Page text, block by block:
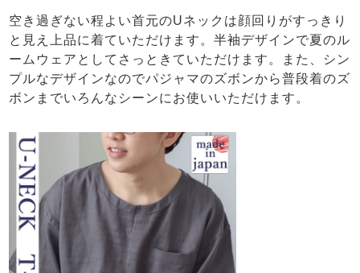
空き過ぎない程よい首元のUネックは顔回りがすっきり
と見え上品に着ていただけます。半袖デザインで夏のル
ームウェアとしてさっときていただけます。また、シン
プルなデザインなのでパジャマのズボンから普段着のズ
ボンまでいろんなシーンにお使いいただけます。